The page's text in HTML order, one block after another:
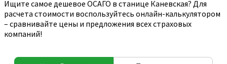
Ищите самое дешевое ОСАГО в станице Каневская? Для
расчета стоимости воспользуйтесь онлайн-калькулятором
– сравнивайте цены и предложения всех страховых
компаний!